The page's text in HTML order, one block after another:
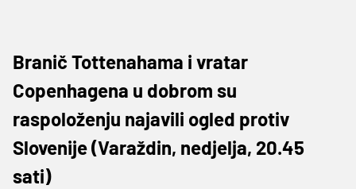
Branič Tottenahama i vratar
Copenhagena u dobrom su
raspoloženju najavili ogled protiv
Slovenije (Varaždin, nedjelja, 20.45
sati)